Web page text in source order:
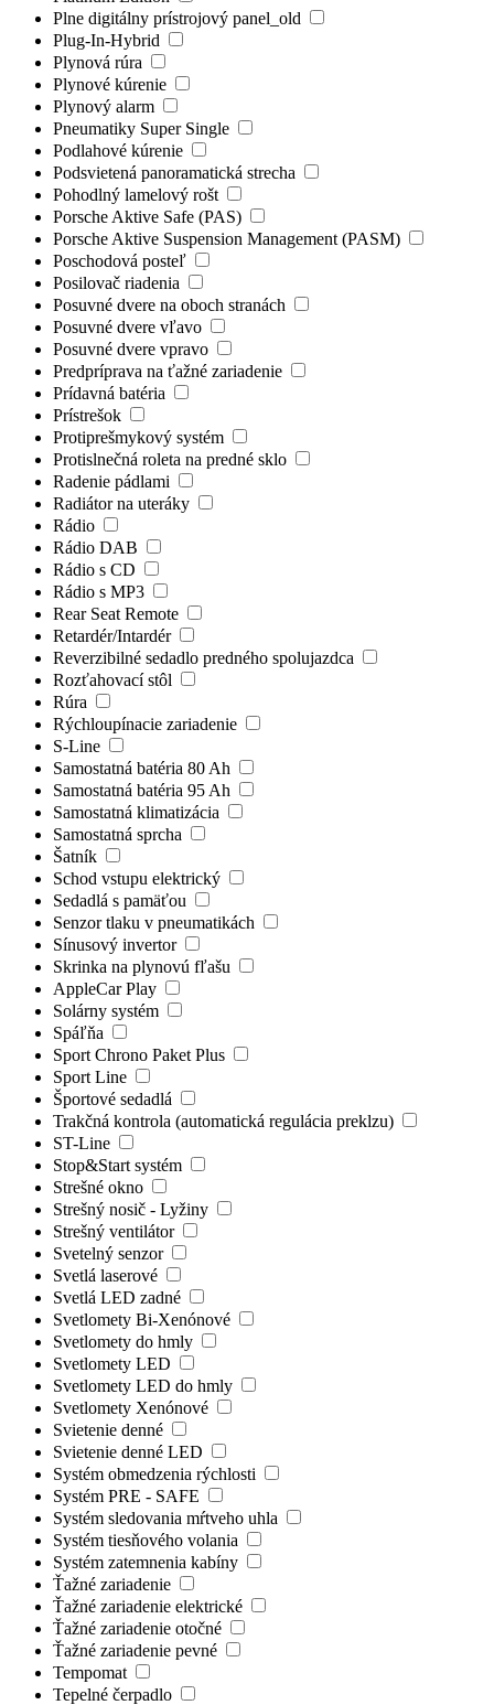
Plne digitálny prístrojový panel_old
Plug-In-Hybrid
Plynová rúra
Plynové kúrenie
Plynový alarm
Pneumatiky Super Single
Podlahové kúrenie
Podsvietená panoramatická strecha
Pohodlný lamelový rošt
Porsche Aktive Safe (PAS)
Porsche Aktive Suspension Management (PASM)
Poschodová posteľ
Posilovač riadenia
Posuvné dvere na oboch stranách
Posuvné dvere vľavo
Posuvné dvere vpravo
Predpríprava na ťažné zariadenie
Prídavná batéria
Prístrešok
Protiprešmykový systém
Protislnečná roleta na predné sklo
Radenie pádlami
Radiátor na uteráky
Rádio
Rádio DAB
Rádio s CD
Rádio s MP3
Rear Seat Remote
Retardér/Intardér
Reverzibilné sedadlo predného spolujazdca
Rozťahovací stôl
Rúra
Rýchloupínacie zariadenie
S-Line
Samostatná batéria 80 Ah
Samostatná batéria 95 Ah
Samostatná klimatizácia
Samostatná sprcha
Šatník
Schod vstupu elektrický
Sedadlá s pamäťou
Senzor tlaku v pneumatikách
Sínusový invertor
Skrinka na plynovú fľašu
AppleCar Play
Solárny systém
Spáľňa
Sport Chrono Paket Plus
Sport Line
Športové sedadlá
Trakčná kontrola (automatická regulácia preklzu)
ST-Line
Stop&Start systém
Strešné okno
Strešný nosič - Lyžiny
Strešný ventilátor
Svetelný senzor
Svetlá laserové
Svetlá LED zadné
Svetlomety Bi-Xenónové
Svetlomety do hmly
Svetlomety LED
Svetlomety LED do hmly
Svetlomety Xenónové
Svietenie denné
Svietenie denné LED
Systém obmedzenia rýchlosti
Systém PRE - SAFE
Systém sledovania mŕtveho uhla
Systém tiesňového volania
Systém zatemnenia kabíny
Ťažné zariadenie
Ťažné zariadenie elektrické
Ťažné zariadenie otočné
Ťažné zariadenie pevné
Tempomat
Tepelné čerpadlo